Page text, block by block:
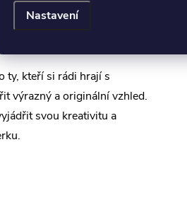
Nastavení
do náušnic moderní
ty, kteří si rádi hrají s
výrazný a originální vzhled.
svou kreativitu a